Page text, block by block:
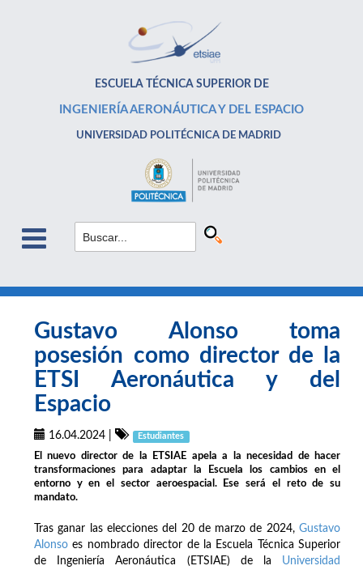
ESCUELA TÉCNICA SUPERIOR DE
INGENIERÍA AERONÁUTICA Y DEL ESPACIO
UNIVERSIDAD POLITÉCNICA DE MADRID
Gustavo Alonso toma
posesión como director de la
ETSI Aeronáutica y del
Espacio
16.04.2024 Estudiantes
El nuevo director de la ETSIAE apela a la necesidad de hacer
transformaciones para adaptar la Escuela los cambios en el
entorno y en el sector aeroespacial. Ese será el reto de su
mandato.
Tras ganar las elecciones del 20 de marzo de 2024, Gustavo
Alonso es nombrado director de la Escuela Técnica Superior
de Ingeniería Aeronáutica (ETSIAE) de la Universidad